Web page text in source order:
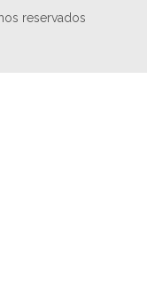
reservados